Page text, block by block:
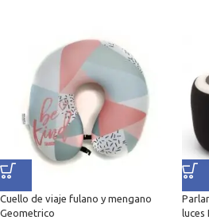
Cuello de viaje fulano y mengano
Geometrico
luces